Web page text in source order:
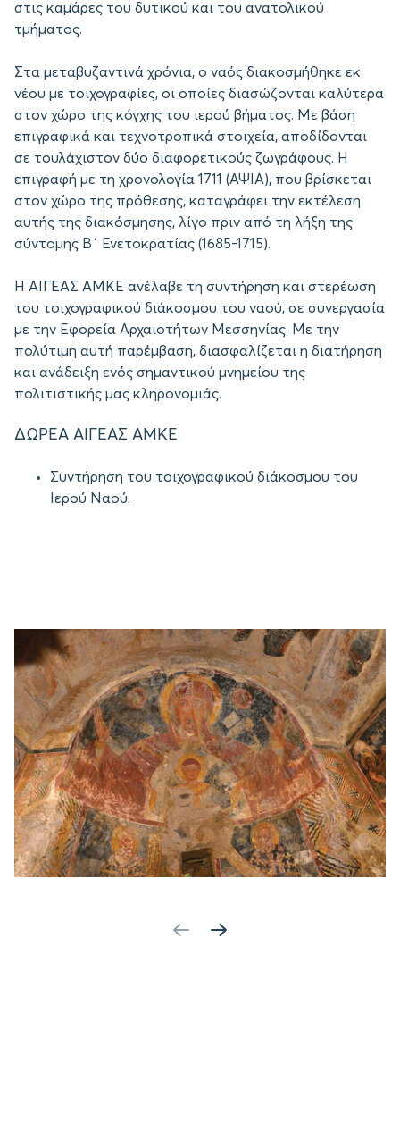
στις καμάρες του δυτικού και του ανατολικού
τμήματος.
Στα μεταβυζαντινά χρόνια, ο ναός διακοσμήθηκε εκ
νέου με τοιχογραφίες, οι οποίες διασώζονται καλύτερα
στον χώρο της κόγχης του ιερού βήματος. Με βάση
επιγραφικά και τεχνοτροπικά στοιχεία, αποδίδονται
σε τουλάχιστον δύο διαφορετικούς ζωγράφους. Η
επιγραφή με τη χρονολογία 1711 (ΑΨΙΑ), που βρίσκεται
στον χώρο της πρόθεσης, καταγράφει την εκτέλεση
αυτής της διακόσμησης, λίγο πριν από τη λήξη της
σύντομης Β΄ Ενετοκρατίας (1685-1715).
Η ΑΙΓΕΑΣ ΑΜΚΕ ανέλαβε τη συντήρηση και στερέωση
του τοιχογραφικού διάκοσμου του ναού, σε συνεργασία
με την Εφορεία Αρχαιοτήτων Μεσσηνίας. Με την
πολύτιμη αυτή παρέμβαση, διασφαλίζεται η διατήρηση
και ανάδειξη ενός σημαντικού μνημείου της
πολιτιστικής μας κληρονομιάς.
ΔΩΡΕΑ ΑΙΓΕΑΣ ΑΜΚΕ
Συντήρηση του τοιχογραφικού διάκοσμου του
Ιερού Ναού.